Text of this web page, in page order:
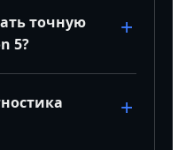
точную
5?